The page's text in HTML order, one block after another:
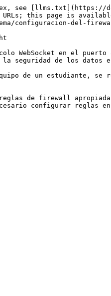
see [llms.txt](https://
URLs; this page is
configuracion-del-
WebSocket en el puerto
seguridad de los datos
de un estudiante,
de firewall
configurar reglas